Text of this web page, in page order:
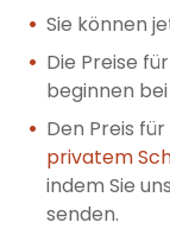
Sie können
Die Preise
beginnen bei
Den Preis
privatem
indem Sie
senden.